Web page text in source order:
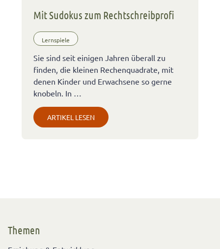
Mit Sudokus zum Rechtschreibprofi
Lernspiele
Sie sind seit einigen Jahren überall zu
finden, die kleinen Rechenquadrate, mit
denen Kinder und Erwachsene so gerne
knobeln. In …
ARTIKEL LESEN
Themen